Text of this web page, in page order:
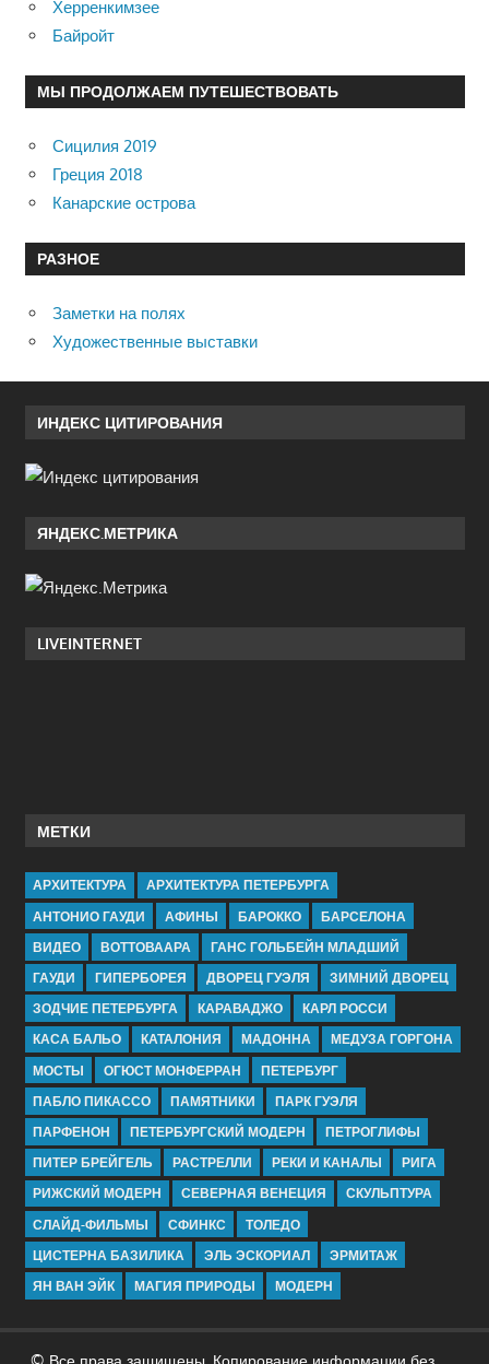
Херренкимзее
Байройт
МЫ ПРОДОЛЖАЕМ ПУТЕШЕСТВОВАТЬ
Сицилия 2019
Греция 2018
Канарские острова
РАЗНОЕ
Заметки на полях
Художественные выставки
ИНДЕКС ЦИТИРОВАНИЯ
ЯНДЕКС.МЕТРИКА
LIVEINTERNET
МЕТКИ
АРХИТЕКТУРА
АРХИТЕКТУРА ПЕТЕРБУРГА
АНТОНИО ГАУДИ
АФИНЫ БАРОККО
БАРСЕЛОНА
ВИДЕО
ВОТТОВААРА
ГАНС ГОЛЬБЕЙН МЛАДШИЙ
ГАУДИ
ГИПЕРБОРЕЯ ДВОРЕЦ ГУЭЛЯ
ЗИМНИЙ ДВОРЕЦ
ЗОДЧИЕ ПЕТЕРБУРГА
КАРАВАДЖО
КАРЛ РОССИ
КАСА БАЛЬО
КАТАЛОНИЯ МАДОННА
МЕДУЗА ГОРГОНА
МОСТЫ
ОГЮСТ МОНФЕРРАН
ПЕТЕРБУРГ
ПАБЛО ПИКАССО
ПАМЯТНИКИ
ПАРК ГУЭЛЯ
ПАРФЕНОН
ПЕТЕРБУРГСКИЙ МОДЕРН
ПЕТРОГЛИФЫ
ПИТЕР БРЕЙГЕЛЬ
РАСТРЕЛЛИ РЕКИ И КАНАЛЫ
РИГА
РИЖСКИЙ МОДЕРН
СЕВЕРНАЯ ВЕНЕЦИЯ
СКУЛЬПТУРА
СЛАЙД-ФИЛЬМЫ
СФИНКС
ТОЛЕДО
ЦИСТЕРНА БАЗИЛИКА
ЭЛЬ ЭСКОРИАЛ
ЭРМИТАЖ
ЯН ВАН ЭЙК
МАГИЯ ПРИРОДЫ МОДЕРН
© Все права защищены. Копирование информации без